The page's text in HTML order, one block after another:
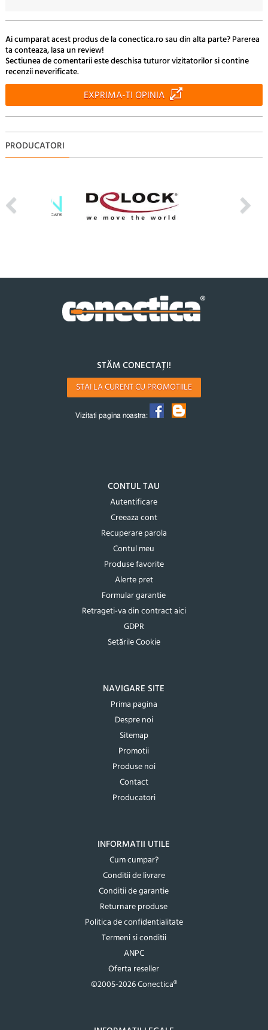
Ai cumparat acest produs de la conectica.ro sau din alta parte? Parerea
ta conteaza, lasa un review!
Sectiunea de comentarii este deschisa tuturor vizitatorilor si contine
recenzii neverificate.
EXPRIMA-TI OPINIA
PRODUCATORI
STĂM CONECTAȚI!
STAI LA CURENT CU PROMOTIILE
Vizitati pagina noastra:
CONTUL TAU
Autentificare
Creeaza cont
Recuperare parola
Contul meu
Produse favorite
Alerte pret
Formular garantie
Retrageti-va din contract aici
GDPR
Setările Cookie
NAVIGARE SITE
Prima pagina
Despre noi
Sitemap
Promotii
Produse noi
Contact
Producatori
INFORMATII UTILE
Cum cumpar?
Conditii de livrare
Conditii de garantie
Returnare produse
Politica de confidentialitate
Termeni si conditii
ANPC
Oferta reseller
©2005-2026 Conectica®